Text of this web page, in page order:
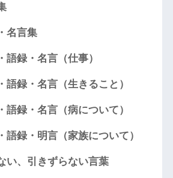
名言集
語録・名言（仕事）
語録・名言（生きること）
語録・名言（病について）
語録・明言（家族について）
い、引きずらない言葉